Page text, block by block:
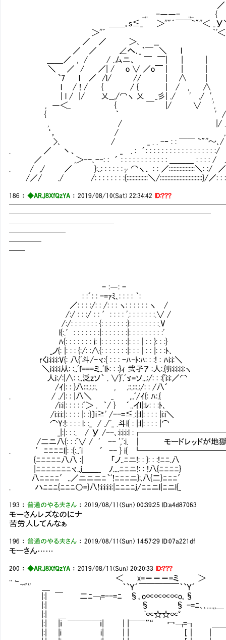
／ { ／
_,. -――- .,_ { ∨
＿＿｡s≦_ ＞''"´￣￣~"''＜ _У＼
＞''´ ｀'＜‐-ミ::
／ ／ ＞､ __ ｰ､＼
／ ／ ∠へ､_｀￣ ＼ l
＿＿／ , / / .厶ニ、 ￣ ￣| |
＼ ／ / ／| / o ∨ ／o￣ | |
`7 l ／ /l/ // | ∧ |
l / ! / { / { | / , ∧ .|
| l / |/ 乂__,/⌒ヽ 乂 _彡| ./ ' ./ ', ミ川川川
, ―＜_ { ￣ |/
{ ｀ ' /.三 嘘だ
, / |/ ..
‘， / ,.彡川川川川川川川
>､ / _ . . -‐ : : ￣￣ ~"''～
. ／ 丶、 _ . : ´: : : : : : : : : : : : : : : :
／ ,＞‐-､-‐: : ´ : : : : : : : : : : : : ＿＿＿ : : :
. / ,/ ／ }:..: : : : : :γ⌒ヽ、 : : ／:::::::::::::::::＼: :/
/／/ ./ /: : : : : : : :{::::::::::::::＼/::::::::::::::::::::::::::::}/／
186 ：◆ARJ8XfQzYA ：2019/08/10(Sat) 22:34:42 ID:???
━━━━━━━━━━━━━━━━━━━━━━━━━
━━━━━━━━━━━━━
━━━━━━━
━━━━
━━
- :―: -
: :´: : -=ｧﾐ､: : : : ｀:
／: : : :/: : /: : : ヽ: : : : : : ヽ /
/:/ : : :/ : : ′: : : : '.: : : : : : :.∨ /
/:/: : : : : : : {: : : : : : :}: : : : : : : :.V
l{:.′: : : : : : :|: : : : : : :|: : : : : : : : :'
ﾊ{: : : : : : : i: |: : : : : : :|: : : | : : }: : :}
_ノ{: |: : : {:/: :∧{: : : : : : :|: : : | : : |: : :ﾄ､
rくi:i:i:i:V{: 八{'斗/-ヾ:{ : : : -ﾊ‐ﾄ:ﾊ: : :! : ﾊi:i:＼ ま、
＼i:i:i:i从: :..ﾞf===ミ..ﾞlﾄ: : :}ｨ 弐孑ｱ :人:.{ﾘi:i:i:i:i:ヽ
人i:/:|∧: :..泛zソ｀ . ∨}'.ﾞゞ=ソ...:/: : :{'i:i:／⌒
/ｲ|: : }八:::.:.::. , .::.:::.:/: : /八´
. / ./|: : |八＼ _ ,..ﾞ/ｲ{: ﾊ:.{
/i:i|: : : : :ﾞ＞ . ｀/ } ´..イl|:ﾚ: : :ﾄ､
/i:i:i:|: : : : |: :}〕i≧' /--=≦.:|:l|: : : : |i:i＼
⌒Y:!: : : : l: :_ / ./ﾞ_ .斗l{ : |:l|: : : : |⌒
_|:|: : :. / У /--､:i:i:i:l
/二ニ八{: : :ﾞ∨ / ' -- ',ﾞ:i. ┃ モードレッドが地獄を
. ′ﾆﾆﾆﾆl|: :{:..ﾞi ´ -- } i{
{ﾆﾆﾆﾆﾆ八八 :| 「ノ..ﾆニ!: : }: : :!ﾆﾆ.八
|ﾆﾆﾆﾆﾆﾆﾆヾ..j＿＿_ ﾉ....ﾆﾆニ!: : !八{ﾆﾆﾆﾆ}
八ﾆﾆﾆﾆ′..／ニニニﾆ｀ﾞ!ﾆﾆﾆニ}:.八{二}ﾆﾆﾆ′
. ハﾆﾆﾆ{ﾆﾆﾆ○=}八!:i:i:i:i:|ﾆﾆﾆﾆj/ﾆﾆニl|ﾆニl{_
193 ：普通のやる夫さん ：2019/08/11(Sun) 00:39:25 ID:a4d87063
モーさんレズなのにナ
苦労人してんなぁ
196 ：普通のやる夫さん ：2019/08/11(Sun) 14:57:29 ID:07a221df
モーさん……
200 ：◆ARJ8XfQzYA ：2019/08/11(Sun) 20:20:33 ID:???
.. ,_ ＜ x=＝＝＝=
~"'' ＿ ｀`Ｙ´￣￣￣￣￣
|:| ￣ 二ﾆ￢=--=ﾆ §｡o∝∝∝∝o｡
|:| § § -=ﾆ､､....,,＿ ／ _､
|:| ＿ ﾟ∝☆☆∝° ￣ ¨ﾆ=- イ _,
|:| |ｉ ￣￣￣￣ｉ| | |￣￣”“ 冖￢=┓ ＿＿ _」＞
|:| |i i| | | [｜ ｜ ￣| |::| : : : :.:| |:::|-